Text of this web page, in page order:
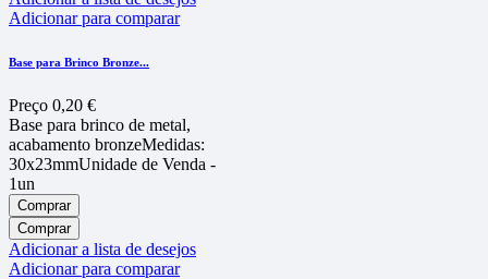
Adicionar para comparar
Base para Brinco Bronze...
Preço 0,20 €
Base para brinco de metal,
acabamento bronzeMedidas:
30x23mmUnidade de Venda -
1un
Comprar
Comprar
Adicionar a lista de desejos
Adicionar para comparar